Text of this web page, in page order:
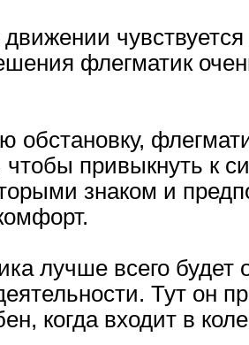
флегматик
обстановку,
привыкнуть к
знаком и
лучше всего будет
Тут он
когда входит в